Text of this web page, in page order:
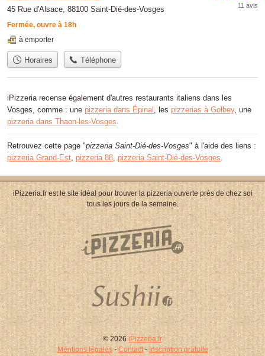
45 Rue d'Alsace, 88100 Saint-Dié-des-Vosges
Fermée, ouvre à 18h
11 avis
à emporter
Horaires Téléphone
iPizzeria recense également d'autres restaurants italiens dans les
Vosges, comme : une pizzeria dans Épinal , les pizzerias à Golbey, une
pizzeria dans Thaon-les-Vosges
Retrouvez cette page "pizzeria Saint-Dié-des-Vosges" à l'aide des liens :
pizzeria Grand-Est pizzeria 88 pizzeria Saint-Dié-des-Vosges
iPizzeria.fr est le site idéal pour trouver la pizzeria ouverte près de chez soi
tous les jours de la semaine.
© 2026 iPizzeria.fr
Mentions légales-Contact-Inscription gratuite